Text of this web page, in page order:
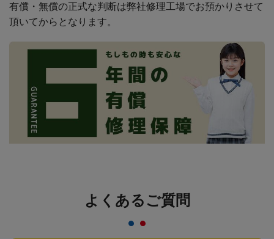
有償・無償の正式な判断は弊社修理工場でお預かりさせて
頂いてからとなります。
よくあるご質問